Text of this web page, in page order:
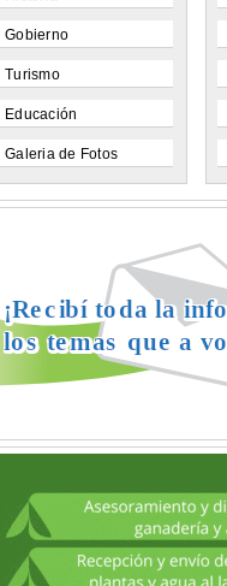
Gobierno
Turismo
Educación
Galeria de Fotos